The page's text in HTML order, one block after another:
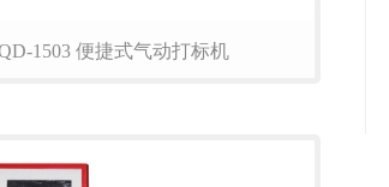
1503 便捷式气动打标机